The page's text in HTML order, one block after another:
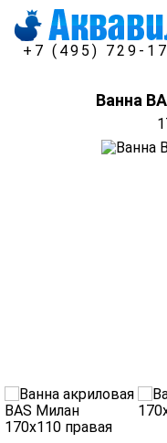
+7 (495) 729-
Ванна